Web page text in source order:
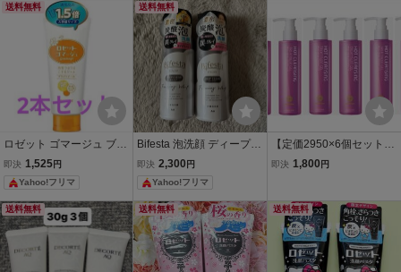
オレ☆Kao☆花王☆
送料無料
ロゼット ゴマージュ ブラ
イトピール 180g×2
即決 1,525円
Yahoo!フリマ
送料無料
Bifesta 泡洗顔 ディープク
リア 180g 2本セット
即決 2,300 円
Yahoo!フリマ
【定価2950×6個セット】
韓国コスメ シャメン
ｇ） W洗顔不要
即決 1,800 円
送料無料 送料無料 送料無料